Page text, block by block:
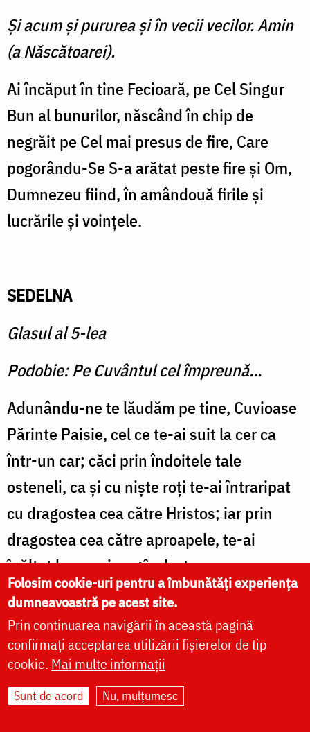
Şi acum şi pururea şi în vecii vecilor. Amin
(a Născătoarei).
Ai încăput în tine Fecioară, pe Cel Singur
Bun al bunurilor, născând în chip de
negrăit pe Cel mai presus de fire, Care
pogorându-Se S-a arătat peste fire şi Om,
Dumnezeu fiind, în amândouă firile şi
lucrările şi voinţele.
SEDELNA
Glasul al 5-lea
Podobie: Pe Cuvântul cel împreună...
Adunându-ne te lăudăm pe tine, Cuvioase
Părinte Paisie, cel ce te-ai suit la cer ca
într-un car; căci prin îndoitele tale
osteneli, ca şi cu nişte roţi te-ai întraripat
cu dragostea cea către Hristos; iar prin
dragostea cea către aproapele, te-ai
înălţat la ceruri, rugându-te pururea
pentru noi Domnului, de Dumnezeu
fericite.
SEDELNA Preasfintei Născătoare de
Folosim cookie-uri pentru a îmbunătăți experiența
dumneavoastră pe acest site.
Prin continuarea navigării în această pagină
confirmați acceptarea utilizării fișierelor de tip
cookie. Mai multe informații
Sunt de acord Nu, mulțumesc